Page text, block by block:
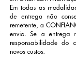
Em todas as
de entrega não
remetente, a
envio. Se a entrega
responsabilidade do
novos custos.